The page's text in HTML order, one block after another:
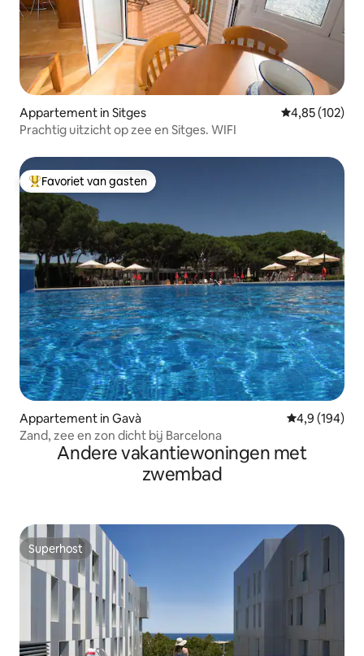
Appartement in Sitges Gemiddelde
4,85 (102)
Prachtig uitzicht op zee en Sitges. WIFI
Topfavoriet van gasten
Favoriet van gasten
Appartement in Gavà Gemiddelde
4,9 (194)
Zand, zee en zon dicht bij Barcelona
Andere vakantiewoningen met
zwembad
Superhost
Superhost